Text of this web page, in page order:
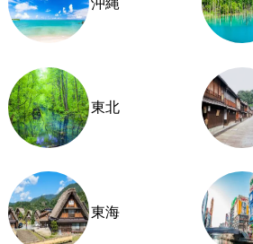
東北
東海